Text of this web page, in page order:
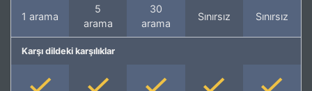
1 arama
5
arama
30
arama
Sınırsız Sınırsız
Karşı dildeki karşılıklar